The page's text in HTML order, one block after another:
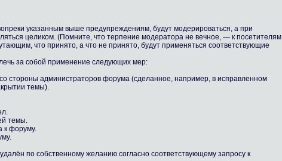
указанным выше предупреждениям, будут модерироваться, а при
целиком. (Помните, что терпение модератора не вечное, — к посетителям
что принято, а что не принято, будут применяться соответствующие
за собой применение следующих мер:
стороны администраторов форума (сделанное, например, в исправленном
темы).
темы.
к форуму.
по собственному желанию согласно соответствующему запросу к